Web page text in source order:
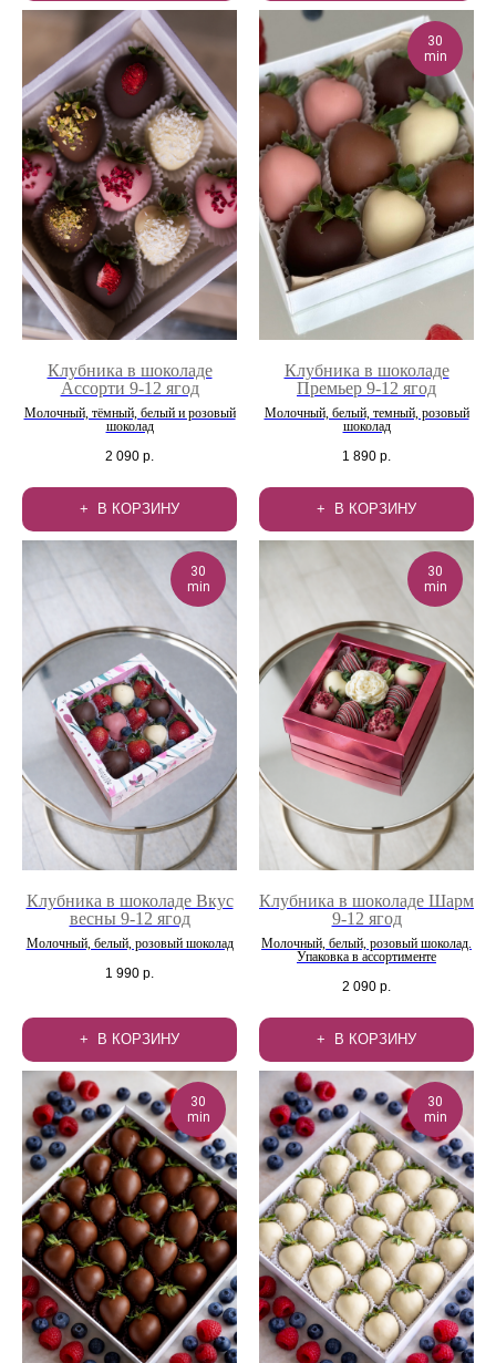
Клубника в шоколаде
Ассорти 9-12 ягод
Молочный, тёмный, белый и розовый
шоколад
2 090 р.
В КОРЗИНУ
30
min
Клубника в шоколаде
Премьер 9-12 ягод
Молочный, белый, темный, розовый
шоколад
1 890 р.
В КОРЗИНУ
30
min
Клубника в шоколаде Вкус
весны 9-12 ягод
Молочный, белый, розовый шоколад
1 990 р.
В КОРЗИНУ
30
min
Клубника в шоколаде Шарм
9-12 ягод
Молочный, белый, розовый шоколад.
Упаковка в ассортименте
2 090 р.
В КОРЗИНУ
30
min
30
min